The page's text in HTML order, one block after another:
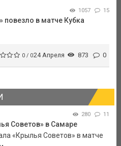
1057 15
повезло в матче Кубка
0 / 024 Апреля 873 0
280 11
Советов» в Самаре
«Крылья Советов» в матче